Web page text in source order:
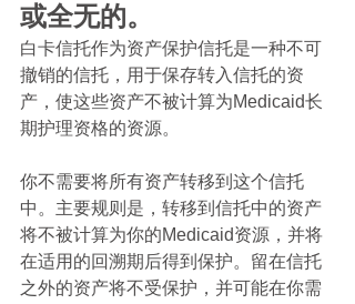
或全无的。
白卡信托作为资产保护信托是一种不可
撤销的信托，用于保存转入信托的资
产，使这些资产不被计算为Medicaid长
期护理资格的资源。
你不需要将所有资产转移到这个信托
中。主要规则是，转移到信托中的资产
将不被计算为你的Medicaid资源，并将
在适用的回溯期后得到保护。留在信托
之外的资产将不受保护，并可能在你需